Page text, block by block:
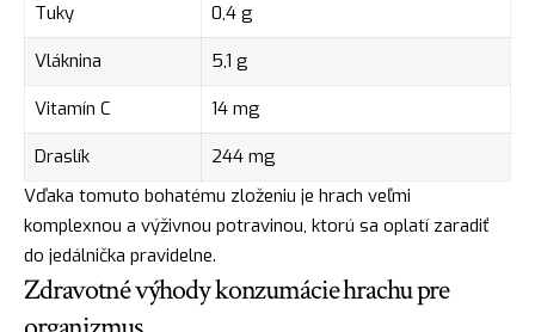
Tuky
0,4 g
Vláknina
5,1 g
Vitamín C
14 mg
Draslík
244 mg
Vďaka tomuto bohatému zloženiu je hrach veľmi
komplexnou a výživnou potravinou, ktorú sa oplatí zaradiť
do jedálnička pravidelne.
Zdravotné výhody konzumácie hrachu pre